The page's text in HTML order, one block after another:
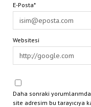
E-Posta*
Websitesi
Daha sonraki
site adresim bu tarayıcıya